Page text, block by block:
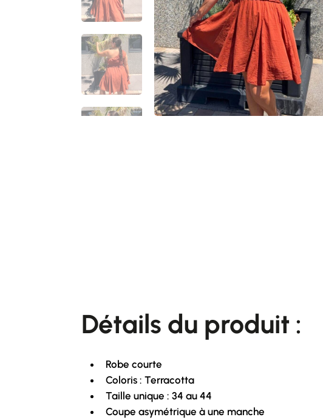
Détails du produit :
Robe courte
Coloris : Terracotta
Taille unique : 34 au 44
Coupe asymétrique à une manche